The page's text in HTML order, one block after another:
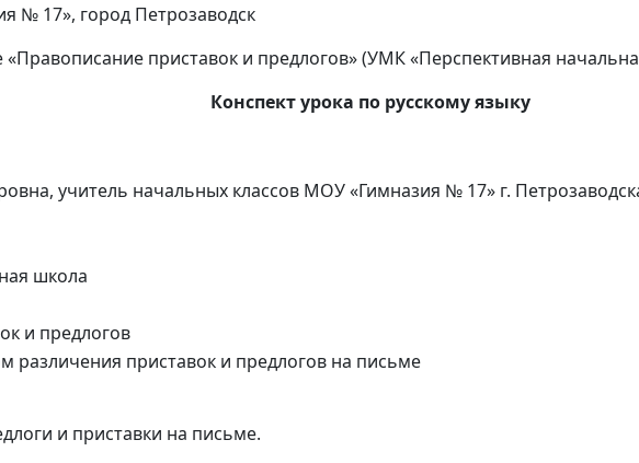
№ 17», город Петрозаводск
приставок и предлогов» (УМК «Перспективная
Конспект урока по русскому языку
учитель начальных классов МОУ «Гимназия № 17» г.
школа
и предлогов
различения приставок и предлогов на письме
и приставки на письме.